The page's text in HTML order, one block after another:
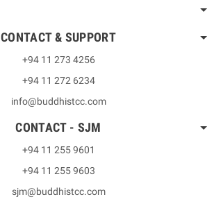
CONTACT & SUPPORT
+94 11 273 4256
+94 11 272 6234
info@buddhistcc.com
CONTACT - SJM
+94 11 255 9601
+94 11 255 9603
sjm@buddhistcc.com